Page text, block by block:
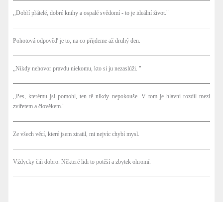
,,Dobří přátelé, dobré knihy a ospalé svědomí - to je ideální život."
Pohotová odpověď je to, na co přijdeme až druhý den.
„Nikdy nehovor pravdu niekomu, kto si ju nezaslúži. "
,,Pes, kterému jsi pomohl, ten tě nikdy nepokouše. V tom je hlavní rozdíl mezi
zvířetem a člověkem."
Ze všech věcí, které jsem ztratil, mi nejvíc chybí mysl.
Vždycky čiň dobro. Některé lidi to potěší a zbytek ohromí.